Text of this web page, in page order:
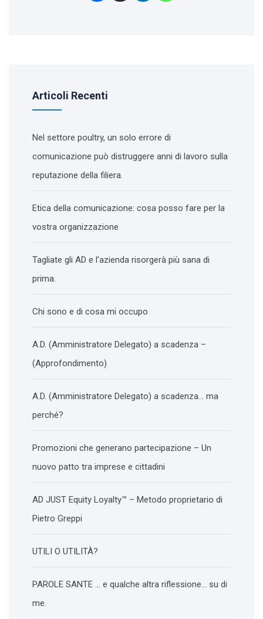
Articoli Recenti
Nel settore poultry, un solo errore di
comunicazione può distruggere anni di lavoro sulla
reputazione della filiera.
Etica della comunicazione: cosa posso fare per la
vostra organizzazione
Tagliate gli AD e l’azienda risorgerà più sana di
prima.
Chi sono e di cosa mi occupo
A.D. (Amministratore Delegato) a scadenza –
(Approfondimento)
A.D. (Amministratore Delegato) a scadenza… ma
perché?
Promozioni che generano partecipazione – Un
nuovo patto tra imprese e cittadini
AD JUST Equity Loyalty™ – Metodo proprietario di
Pietro Greppi
UTILI O UTILITÀ?
PAROLE SANTE … e qualche altra riflessione… su di
me.